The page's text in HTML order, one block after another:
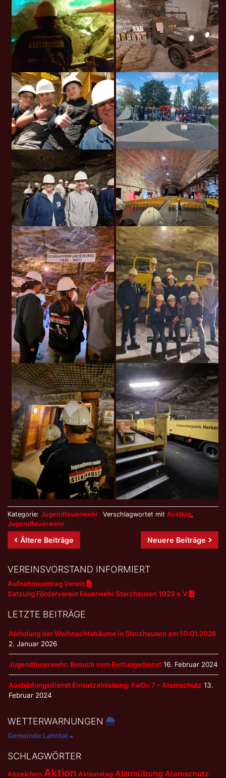
Kategorie: Jugendfeuerwehr Verschlagwortet mit Ausflug,
Jugendfeuerwehr
Beitrags-
Navigation
Ältere Beiträge Neuere Beiträge
VEREINSVORSTAND INFORMIERT
Aufnahmeantrag Verein
Satzung Förderverein Feuerwehr Sterzhausen 1929 e.V
LETZTE BEITRÄGE
Abholung der Weihnachtsbäume in Sterzhausen am 10.01.2026
2. Januar 2026
Jugendfeuerwehr: Besuch vom Rettungsdienst 16. Februar 2024
Ausbildungsdienst Einsatzabteilung: FwDv 7 – Atemschutz 13.
Februar 2024
WETTERWARNUNGEN
Gemeinde Lahntal
SCHLAGWÖRTER
Abzeichen Aktion Aktionstag Alarmübung Atemschutz